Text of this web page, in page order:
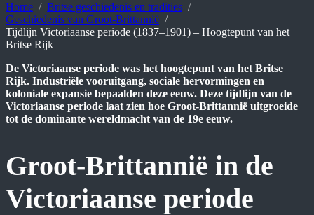
Home
Britse geschiedenis en tradities
Geschiedenis van Groot-Brittannië
Tijdlijn Victoriaanse periode (1837–1901) – Hoogtepunt van het
Britse Rijk
De Victoriaanse periode was het hoogtepunt van het Britse
Rijk. Industriële vooruitgang, sociale hervormingen en
koloniale expansie bepaalden deze eeuw. Deze tijdlijn van de
Victoriaanse periode laat zien hoe Groot-Brittannië uitgroeide
tot de dominante wereldmacht van de 19e eeuw.
Groot-Brittannië in de
Victoriaanse periode